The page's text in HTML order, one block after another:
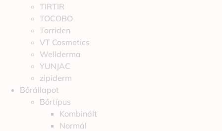
TIRTIR
TOCOBO
Torriden
VT Cosmetics
Wellderma
YUNJAC
zipiderm
Bőrállapot
Bőrtípus
Kombinált
Normál